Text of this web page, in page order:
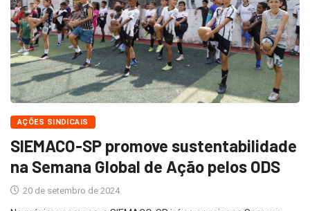
AÇÕES SINDICAIS
SIEMACO-SP promove sustentabilidade
na Semana Global de Ação pelos ODS
20 de setembro de 2024